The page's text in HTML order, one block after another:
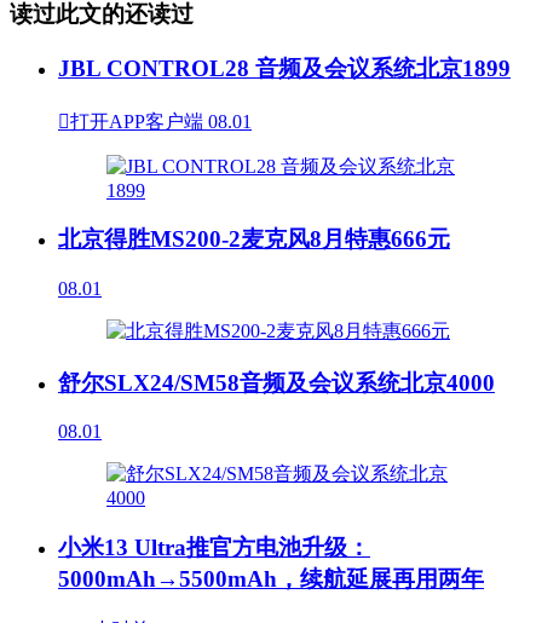
读过此文的还读过
JBL CONTROL28 音频及会议系统北京1899
打开APP客户端 08.01
北京得胜MS200-2麦克风8月特惠666元
08.01
舒尔SLX24/SM58音频及会议系统北京4000
08.01
小米13 Ultra推官方电池升级：
5000mAh→5500mAh，续航延展再用两年